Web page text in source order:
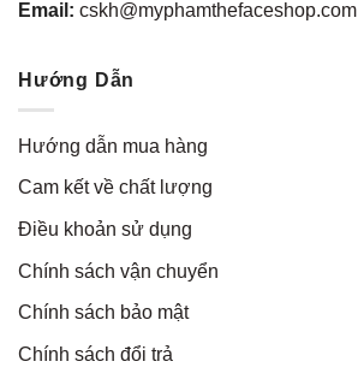
Email: cskh@myphamthefaceshop.com
Hướng Dẫn
Hướng dẫn mua hàng
Cam kết về chất lượng
Điều khoản sử dụng
Chính sách vận chuyển
Chính sách bảo mật
Chính sách đổi trả